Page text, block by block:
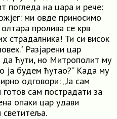
погледа на цара и рече:
ми овде приносимо
пролива се крв
страдалника! Ти си висок
Разјарени цар
ћути, но Митрополит му
ја будем ћутао?“ Када му
одговори: „Ја сам
сам пострадати за
опаки цар удави
светитеља.